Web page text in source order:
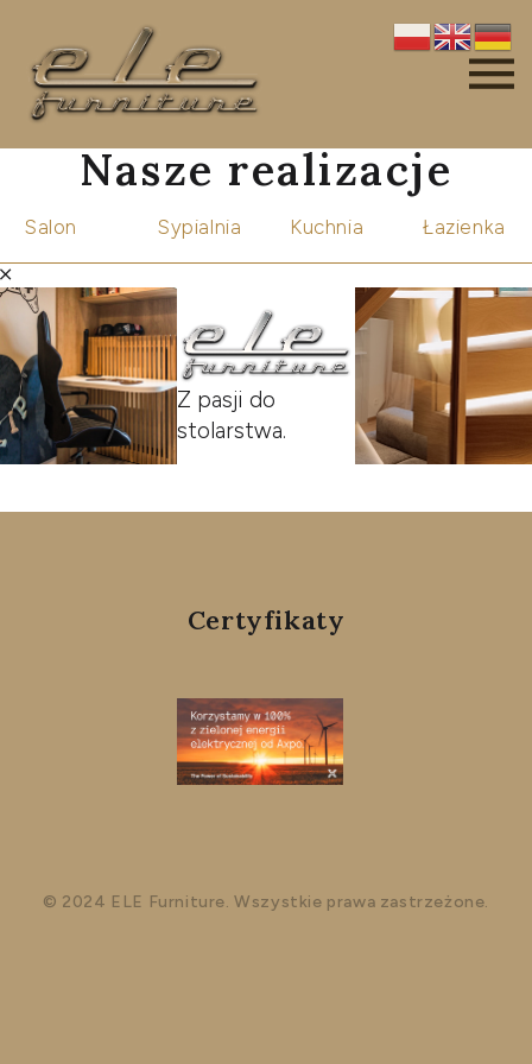
Nasze realizacje
Salon Sypialnia Kuchnia Łazienka
Z pasji do
stolarstwa.
Certyfikaty
© 2024 ELE Furniture. Wszystkie prawa zastrzeżone.